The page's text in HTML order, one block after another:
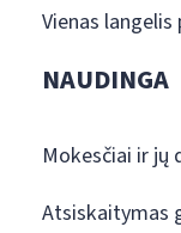
Vienas
NAUDINGA
Mokesčiai ir jų
Atsiskaitymas